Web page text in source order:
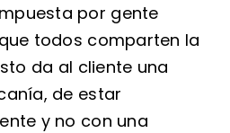
por gente
todos comparten la
da al cliente una
de estar
y no con una